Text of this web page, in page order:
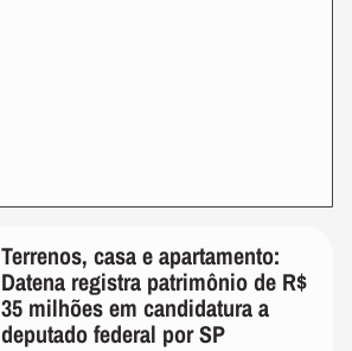
Terrenos, casa e apartamento:
Datena registra patrimônio de R$
35 milhões em candidatura a
deputado federal por SP